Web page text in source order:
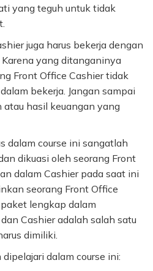
yang teguh untuk tidak
juga harus bekerja dengan
yang ditanganinya
Front Office Cashier tidak
bekerja. Jangan sampai
hasil keuangan yang
dalam course ini sangatlah
dikuasi oleh seorang Front
dalam Cashier pada saat ini
seorang Front Office
lengkap dalam
Cashier adalah salah satu
dimiliki.
dalam course ini: